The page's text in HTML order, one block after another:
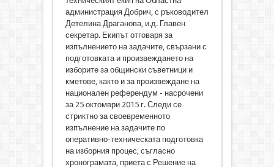
администрация Добрич, с ръководител
Детелина Драганова, и.д. Главен
секретар. Екипът отговаря за
изпълнението на задачите, свързани с
подготовката и произвеждането на
изборите за общински съветници и
кметове, както и за произвеждане на
национален референдум - насрочени
за 25 октомври 2015 г. Следи се
стриктно за своевременното
изпълнение на задачите по
оперативно-техническата подготовка
на изборния процес, съгласно
хронограмата, приета с Решение на